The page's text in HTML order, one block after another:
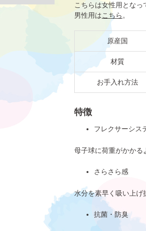
こちらは女性用となっ
男性用はこちら 。
原産国
材質
お手入れ方法
特徴
フレクサーシス
母子球に荷重がかかる
さらさら感
水分を素早く吸い上げ
抗菌・防臭